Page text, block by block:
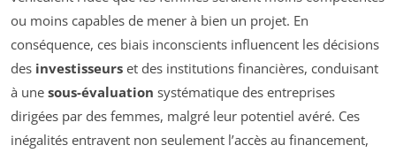
ou moins capables de mener à bien un projet. En
conséquence, ces biais inconscients influencent les décisions
des investisseurs et des institutions financières, conduisant
à une sous-évaluation systématique des entreprises
dirigées par des femmes, malgré leur potentiel avéré. Ces
inégalités entravent non seulement l’accès au financement,